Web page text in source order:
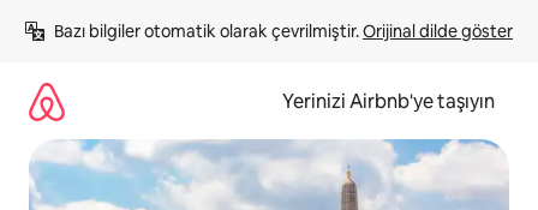
atla
Bazı bilgiler otomatik olarak çevrilmiştir. Orijinal dilde göster
Yerinizi Airbnb'ye taşıyın